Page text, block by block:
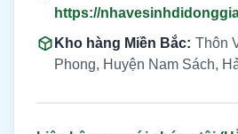
https://
Kho hàng Miền Bắc: Thôn
Phong, Huyện Nam Sách,